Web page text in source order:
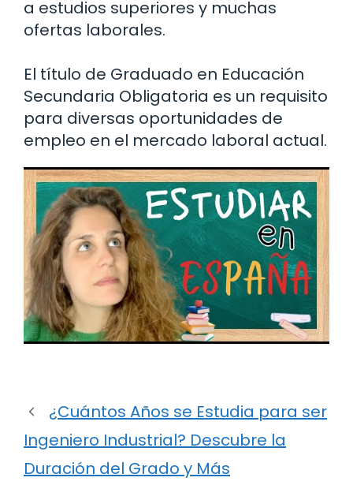
a estudios superiores y muchas
ofertas laborales.
El título de Graduado en Educación
Secundaria Obligatoria es un requisito
para diversas oportunidades de
empleo en el mercado laboral actual.
¿Cuántos Años se Estudia para ser
Ingeniero Industrial? Descubre la
Duración del Grado y Más